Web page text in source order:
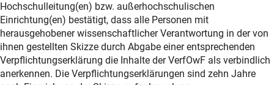
Hochschulleitung(en) bzw. außerhochschulischen
Einrichtung(en) bestätigt, dass alle Personen mit
herausgehobener wissenschaftlicher Verantwortung in der von
ihnen gestellten Skizze durch Abgabe einer entsprechenden
Verpflichtungserklärung die Inhalte der VerfOwF als verbindlich
anerkennen. Die Verpflichtungserklärungen sind zehn Jahre